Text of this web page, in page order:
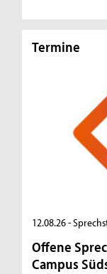
Termine
12.08.26 -
Offene
Campus